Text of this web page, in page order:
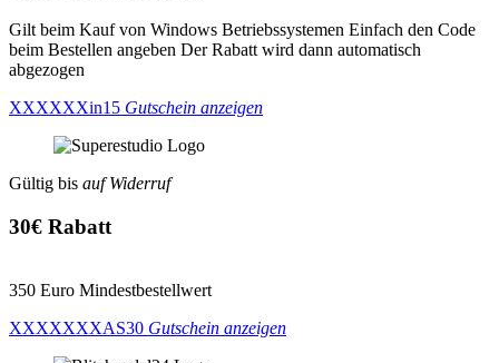
Gilt beim Kauf von Windows Betriebssystemen Einfach den Code
beim Bestellen angeben Der Rabatt wird dann automatisch
abgezogen
XXXXXXin15 Gutschein anzeigen
Gültig bis auf Widerruf
30€ Rabatt
350 Euro Mindestbestellwert
XXXXXXXAS30 Gutschein anzeigen